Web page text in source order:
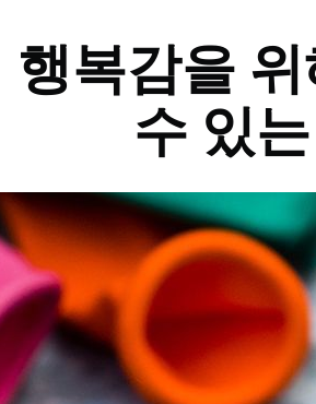
행복감을
수 있